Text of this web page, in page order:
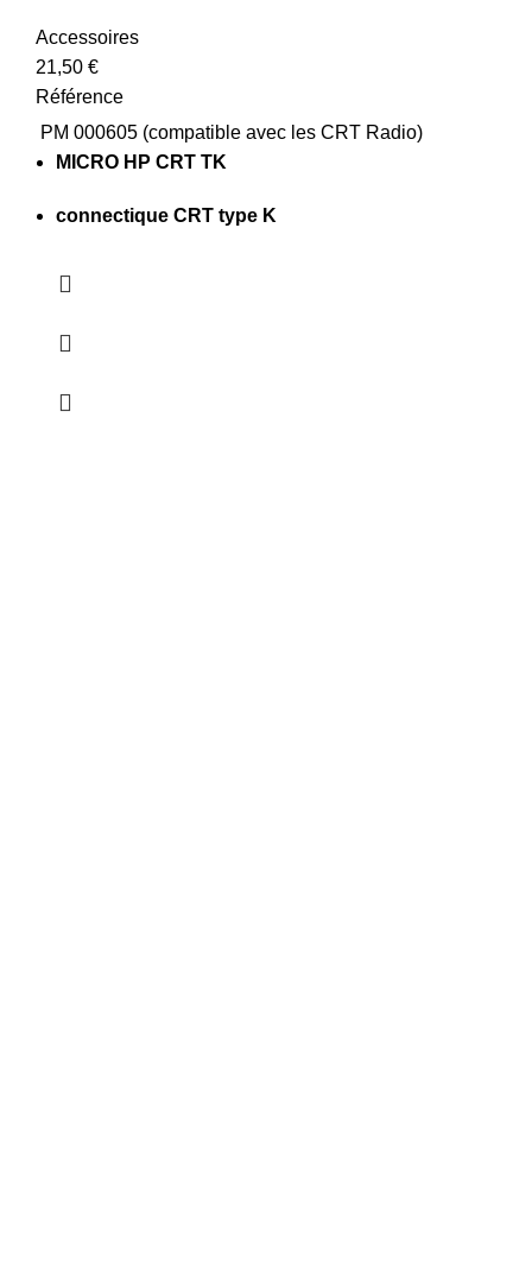
Accessoires
21,50 €
Référence
PM 000605 (compatible avec les CRT Radio)
MICRO HP CRT TK
connectique CRT type K